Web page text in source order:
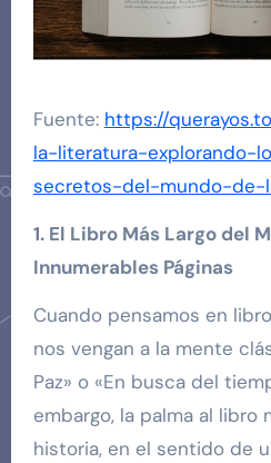
Fuente: https://
la-literatura-explorando-
secretos-del-mundo-de-
1. El Libro Más Largo del
Innumerables Páginas
Cuando pensamos en
nos vengan a la mente
Paz» o «En busca del
embargo, la palma al libro
historia, en el sentido de